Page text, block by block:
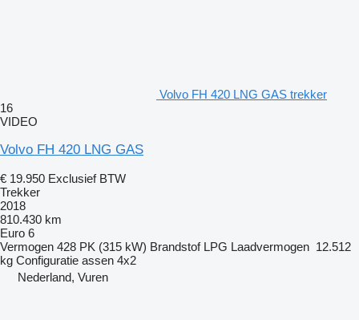
Volvo FH 420 LNG GAS trekker
16
VIDEO
Volvo FH 420 LNG GAS
€ 19.950 Exclusief BTW
Trekker
2018
810.430 km
Euro 6
Vermogen 428 PK (315 kW) Brandstof LPG Laadvermogen 12.512
kg Configuratie assen 4x2
Nederland, Vuren